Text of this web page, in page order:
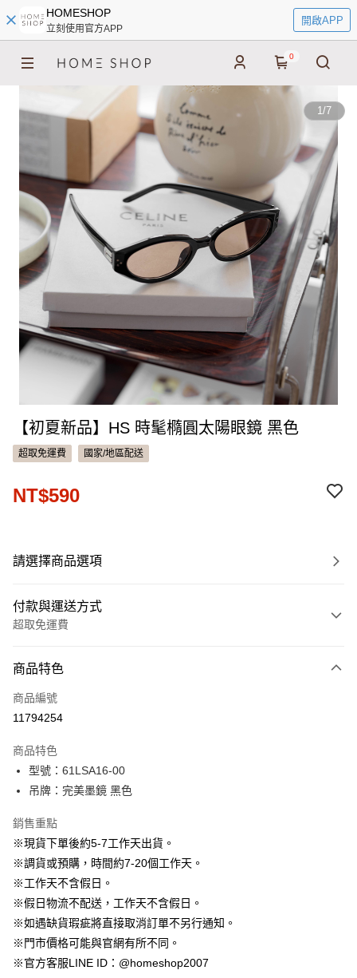
HOMESHOP
立刻使用官方APP
開啟APP
0
1/7
【初夏新品】HS 時髦橢圓太陽眼鏡 黑色
超取免運費 國家/地區配送
NT$590
請選擇商品選項
付款與運送方式
超取免運費
信用卡一次付款
信用卡分期付款
合作金庫商業銀行
華南商業銀行
上海商業儲蓄銀行
臺灣中小企業銀行
匯豐（台灣）商業銀行
聯邦商業銀行
遠東國際商業銀行
元大商業銀行
台新國際商業銀行
台灣樂天信用卡公司
6 期 0 利率 每期
華南商業銀行
上海商業儲蓄銀行
國泰世華商業銀行
臺灣中小企業銀行
匯豐（台灣）商業銀行
華泰商業銀行
聯邦商業銀行
元大商業銀行
永豐商業銀行
玉山商業銀行
星展（台灣）商業銀行
台灣樂天信用卡公司
12 期 0 利率 每期
華南商業銀行
上海商業儲蓄銀行
國泰世華商業銀行
臺灣中小企業銀行
匯豐（台灣）商業銀行
聯邦商業銀行
遠東國際商業銀行
元大商業銀行
永豐商業銀行
玉山商業銀行
台新國際商業銀行
合作金庫商業銀行
華南商業銀行
上海商業儲蓄銀行
台北富邦商業銀行
兆豐國際商業銀行
台中商業銀行
華泰商業銀行
遠東國際商業銀行
元大商業銀行
永豐商業銀行
星展（台灣）商業銀行
台新國際商業銀行
LINE Pay
Apple Pay
街口支付
悠遊付
大哥付你分期
相關說明
商品特色
商品編號
11794254
商品特色
型號：61LSA16-00
吊牌：完美墨鏡 黑色
銷售重點
※現貨下單後約5-7工作天出貨。
※調貨或預購，時間約7-20個工作天。
※工作天不含假日。
※假日物流不配送，工作天不含假日。
※如遇缺貨瑕疵將直接取消訂單不另行通知。
※門市價格可能與官網有所不同。
※官方客服LINE ID：@homeshop2007